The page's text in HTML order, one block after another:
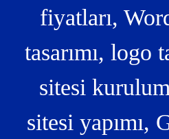
fiyatları,
tasarımı, logo
sitesi
sitesi yapımı,